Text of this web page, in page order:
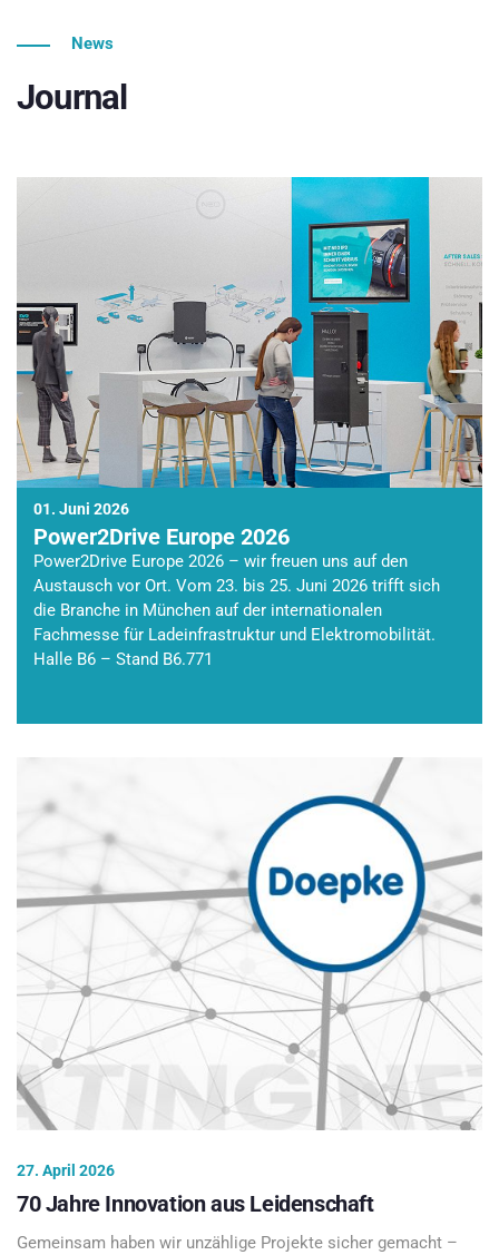
News
Journal
01. Juni 2026
Power2Drive Europe 2026
Power2Drive Europe 2026 – wir freuen uns auf den
Austausch vor Ort. Vom 23. bis 25. Juni 2026 trifft sich
die Branche in München auf der internationalen
Fachmesse für Ladeinfrastruktur und Elektromobilität.
Halle B6 – Stand B6.771
27. April 2026
70 Jahre Innovation aus Leidenschaft
Gemeinsam haben wir unzählige Projekte sicher gemacht –